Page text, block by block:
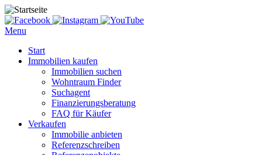
Menu
Start
Immobilien kaufen
Immobilien suchen
Wohntraum Finder
Suchagent
Finanzierungsberatung
FAQ für Käufer
Verkaufen
Immobilie anbieten
Referenzschreiben